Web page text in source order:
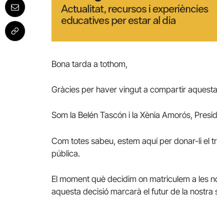
Bona tarda a tothom,
Gràcies per haver vingut a compartir
Som la Belén Tascón i la Xènia Amorós,
Com totes sabeu, estem aquí per donar-li el
pública.
El moment què decidim on matriculem a les
aquesta decisió marcarà el futur de la nostra